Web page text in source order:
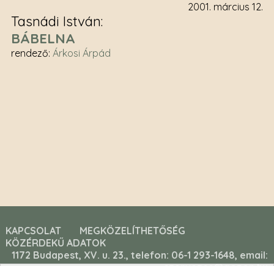
2001. március 12.
Tasnádi István
BÁBELNA
rendező: Árkosi Árpád
KAPCSOLAT
MEGKÖZELÍTHETŐSÉG
KÖZÉRDEKŰ ADATOK
1172 Budapest, XV. u. 23., telefon: 06-1 293-1648, email: